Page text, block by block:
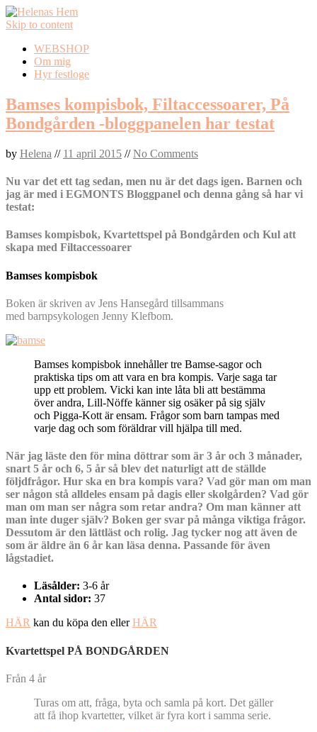
Skip to content
WEBSHOP
Om mig
Hyr festloge
Bamses kompisbok, Filtaccessoarer, På
Bondgården -bloggpanelen har testat
by Helena // 11 april 2015 //No Comments
Nu var det ett tag sedan, men nu är det dags igen. Barnen och
jag är med i EGMONTS Bloggpanel och denna gång så har vi
testat:
Bamses kompisbok, Kvartettspel på Bondgården och Kul att
skapa med Filtaccessoarer
Bamses kompisbok
Boken är skriven av Jens Hansegård tillsammans
med barnpsykologen Jenny Klefbom.
Bamses kompisbok innehåller tre Bamse-sagor och
praktiska tips om att vara en bra kompis. Varje saga tar
upp ett problem. Vicki kan inte låta bli att bestämma
över andra, Lill-Nöffe känner sig osäker på sig själv
och Pigga-Kott är ensam. Frågor som barn tampas med
varje dag och som föräldrar vill hjälpa till med.
När jag läste den för mina döttrar som är 3 år och 3 månader,
snart 5 år och 6, 5 år så blev det naturligt att de ställde
följdfrågor. Hur ska en bra kompis vara? Vad gör man om man
ser någon stå alldeles ensam på dagis eller skolgården? Vad gör
man om man ser några som retar andra? Om man känner att
man inte duger själv? Boken ger svar på många viktiga frågor.
Dessutom är den lättläst och rolig. Jag tycker nog att även de
som är äldre än 6 år kan läsa denna. Passande för även
lågstadiet.
Läsålder: 3-6 år
Antal sidor: 37
HÄR kan du köpa den ellerHÄR
Kvartettspel PÅ BONDGÅRDEN
Från 4 år
Turas om att, fråga, byta och samla på kort. Det gäller
att få ihop kvartetter, vilket är fyra kort i samma serie.